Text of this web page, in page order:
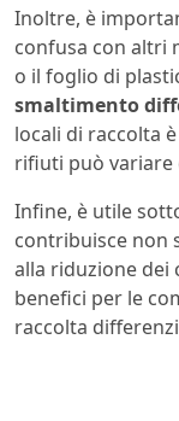
Inoltre, è
confusa con altri
o il foglio di
smaltimento
locali di raccolta
rifiuti può variare
Infine, è utile
contribuisce non
alla riduzione dei
benefici per le
raccolta